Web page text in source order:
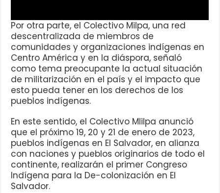
Por otra parte, el Colectivo Milpa, una red
descentralizada de miembros de
comunidades y organizaciones indígenas en
Centro América y en la diáspora, señaló
como tema preocupante la actual situación
de militarización en el país y el impacto que
esto pueda tener en los derechos de los
pueblos indígenas.
En este sentido, el Colectivo MIilpa anunció
que el próximo 19, 20 y 21 de enero de 2023,
pueblos indígenas en El Salvador, en alianza
con naciones y pueblos originarios de todo el
continente, realizarán el primer Congreso
Indígena para la De-colonización en El
Salvador.